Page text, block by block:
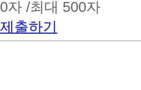
0자 /최대 500자
제출하기